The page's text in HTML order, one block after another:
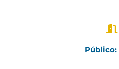
Público: